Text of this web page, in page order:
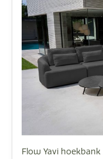
Flow Yavi hoekbank